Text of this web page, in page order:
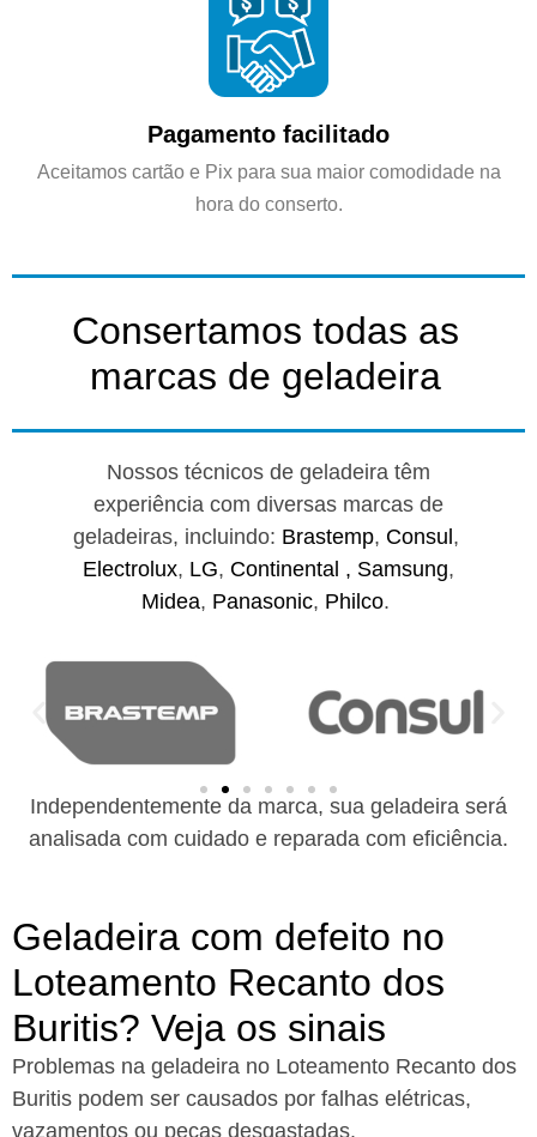
Pagamento facilitado
Aceitamos cartão e Pix para sua maior comodidade na
hora do conserto.
Consertamos todas as
marcas de geladeira
Nossos técnicos de geladeira têm
experiência com diversas marcas de
geladeiras, incluindo: Brastemp, Consul ,
Electrolux, LG, Continental , Samsung,
Midea, Panasonic, Philco.
Independentemente da marca, sua geladeira será
analisada com cuidado e reparada com eficiência.
Geladeira com defeito no
Loteamento Recanto dos
Buritis? Veja os sinais
Problemas na geladeira no Loteamento Recanto dos
Buritis podem ser causados por falhas elétricas,
vazamentos ou peças desgastadas.